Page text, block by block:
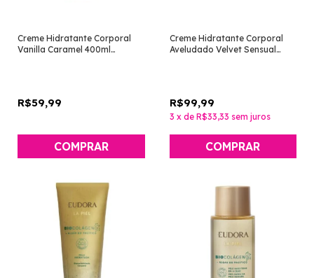
Creme Hidratante Corporal
Vanilla Caramel 400ml
R$59,99
Creme Hidratante Corporal
Aveludado Velvet Sensual
R$99,99
3 x de R$33,33 sem juros